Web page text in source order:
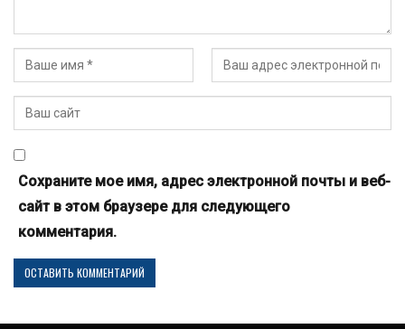
Сохраните мое имя, адрес электронной почты и веб-
сайт в этом браузере для следующего
комментария.